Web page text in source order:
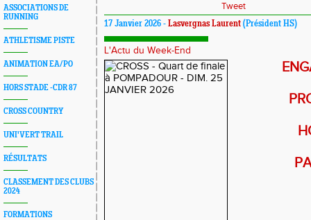
ASSOCIATIONS DE
RUNNING
ATHLETISME PISTE
ANIMATION EA/PO
HORS STADE -CDR 87
CROSS COUNTRY
UNI'VERT TRAIL
RÉSULTATS
CLASSEMENT DES CLUBS
2024
FORMATIONS
Tweet
17 Janvier 2026 - Lasvergnas Laurent (Président HS)
L'Actu du Week-End